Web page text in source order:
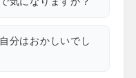
分はおかしいでし